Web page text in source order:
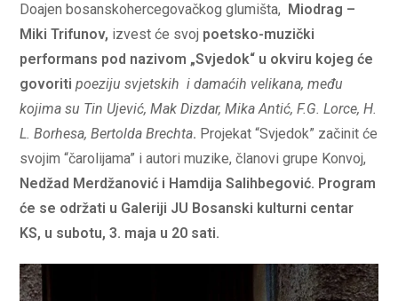
Doajen bosanskohercegovačkog glumišta, Miodrag –
Miki Trifunov, izvest će svoj poetsko-muzički
performans pod nazivom „Svjedok“ u okviru kojeg će
govoritipoeziju svjetskih idamaćih velikana,među
kojima su Tin Ujević, Mak Dizdar, Mika Antić, F.G. Lorce, H.
L. Borhesa, Bertolda Brechta. Projekat “Svjedok” začinit će
svojim “čarolijama” i autori muzike, članovi grupe Konvoj,
Nedžad Merdžanović i Hamdija Salihbegović. Program
će se održati u Galeriji JU Bosanski kulturni centar
KS, u subotu, 3. maja u 20 sati.